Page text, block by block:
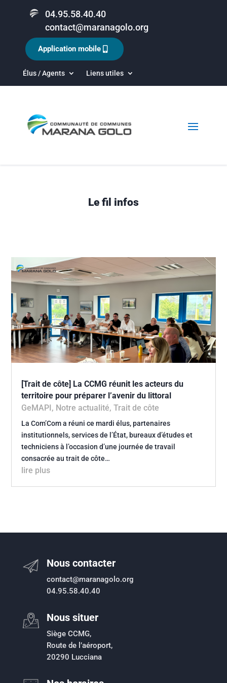
04.95.58.40.40
contact@maranagolo.org
Élus / Agents Liens utiles
Application mobile
Le fil infos
[Trait de côte] La CCMG réunit les acteurs du
territoire pour préparer l’avenir du littoral
GeMAPI, Notre actualité,Trait de côte
La Com’Com a réuni ce mardi élus, partenaires
institutionnels, services de l’État, bureaux d’études et
techniciens à l’occasion d’une journée de travail
consacrée au trait de côte…
lire plus
Nous contacter
contact@maranagolo.org
04.95.58.40.40
Nous situer
Siège CCMG,
Route de l’aéroport,
20290 Lucciana